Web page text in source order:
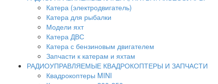
Катера (электродвигатель)
Катера для рыбалки
Модели яхт
Катера ДВС
Катера с бензиновым двигателем
Запчасти к катерам и яхтам
РАДИОУПРАВЛЯЕМЫЕ КВАДРОКОПТЕРЫ И ЗАПЧАСТИ
Квадрокоптеры MINI